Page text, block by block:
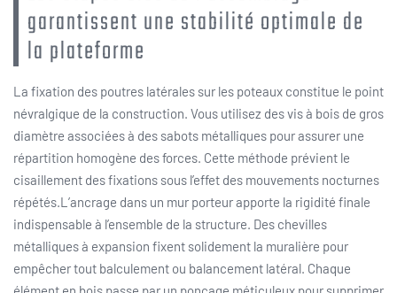
garantissent une stabilité optimale de
la plateforme
La fixation des poutres latérales sur les poteaux constitue le point
névralgique de la construction. Vous utilisez des vis à bois de gros
diamètre associées à des sabots métalliques pour assurer une
répartition homogène des forces. Cette méthode prévient le
cisaillement des fixations sous l’effet des mouvements nocturnes
répétés.L’ancrage dans un mur porteur apporte la rigidité finale
indispensable à l’ensemble de la structure. Des chevilles
métalliques à expansion fixent solidement la muralière pour
empêcher tout balculement ou balancement latéral. Chaque